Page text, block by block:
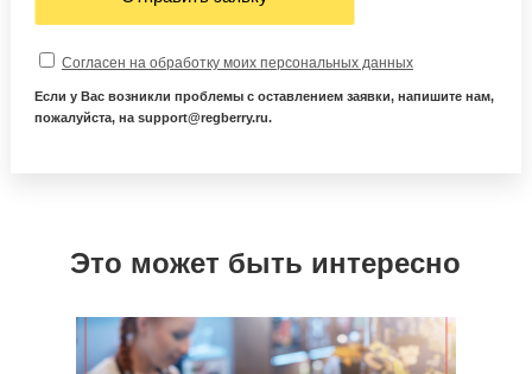
Согласен на обработку моих персональных данных
Если у Вас возникли проблемы с оставлением заявки, напишите нам,
пожалуйста, на support@regberry.ru.
Это может быть интересно